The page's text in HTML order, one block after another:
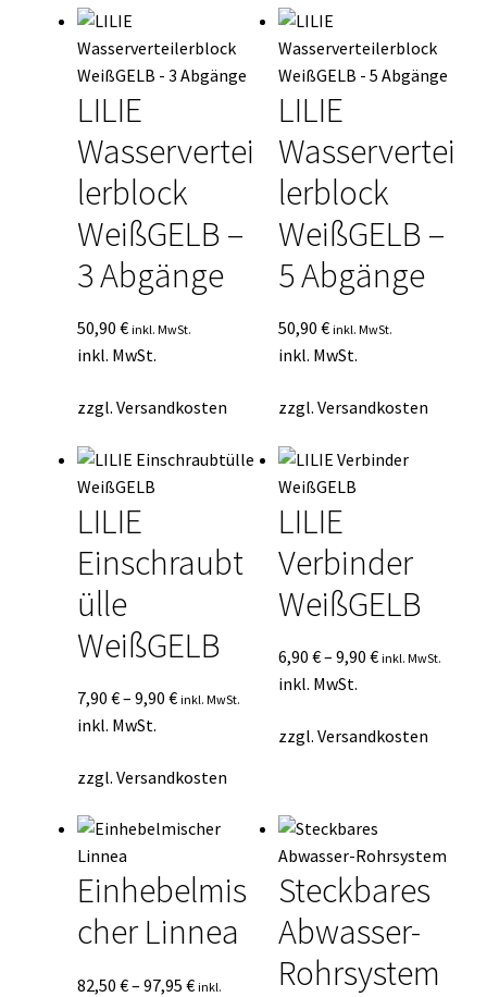
LILIE
Wasservertei
lerblock
WeißGELB –
3 Abgänge
50,90 € inkl. MwSt.
inkl. MwSt.
zzgl. Versandkosten
LILIE
Wasservertei
lerblock
WeißGELB –
5 Abgänge
50,90€ inkl. MwSt.
inkl. MwSt.
zzgl.Versandkosten
LILIE
Einschraubt
ülle
WeißGELB
7,90 €– 9,90 € inkl. MwSt.
inkl. MwSt.
zzgl. Versandkosten
LILIE
Verbinder
WeißGELB
6,90€–9,90€ inkl. MwSt.
inkl. MwSt.
zzgl.Versandkosten
Einhebelmis
cher Linnea
82,50 €– 97,95 € inkl.
Steckbares
Abwasser-
Rohrsystem